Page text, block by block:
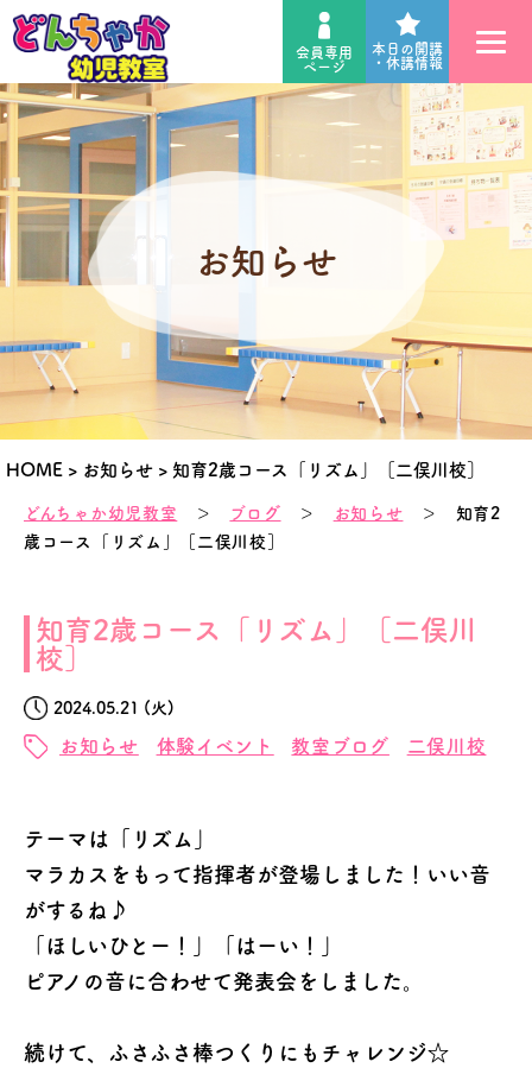
会員専用
ページ
本日の開講
・休講情報
HOME > お知らせ > 知育2歳コース「リズム」［二俣川校］
お知らせ
どんちゃか幼児教室 ＞ ブログ ＞ お知らせ ＞ 知育2
歳コース「リズム」［二俣川校］
知育2歳コース「リズム」［二俣川
校］
2024.05.21 (火)
お知らせ 体験イベント 教室ブログ 二俣川校
テーマは「リズム」
マラカスをもって指揮者が登場しました！いい音
がするね♪
「ほしいひとー！」「はーい！」
ピアノの音に合わせて発表会をしました。
続けて、ふさふさ棒つくりにもチャレンジ☆